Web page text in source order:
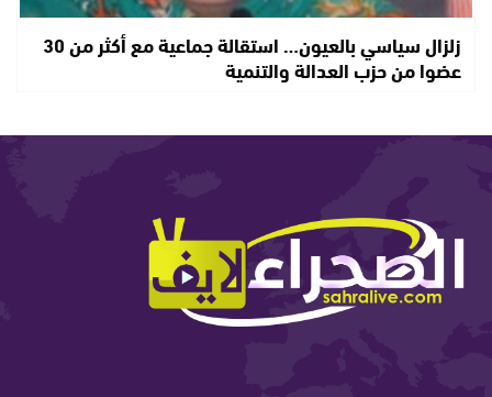
زلزال سياسي بالعيون… استقالة جماعية مع أكثر من 30
عضوا من حزب العدالة والتنمية